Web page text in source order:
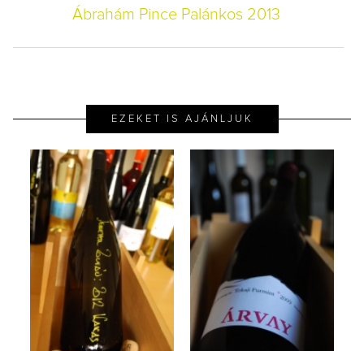
Ábrahám Pince Palánkos 2013
EZEKET IS AJÁNLJUK